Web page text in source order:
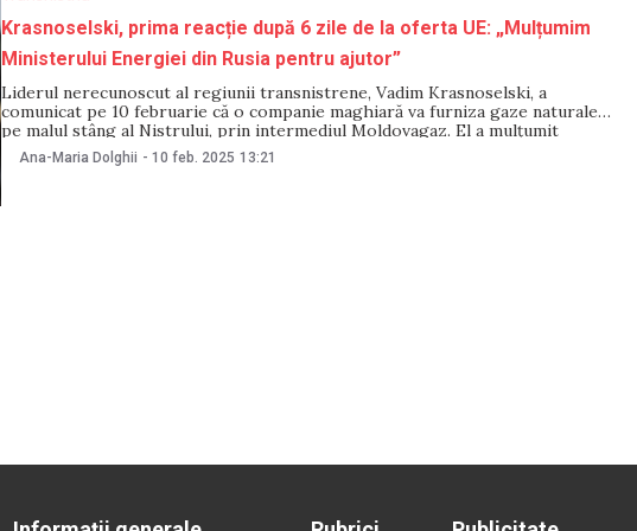
Krasnoselski, prima reacție după 6 zile de la oferta UE: „Mulțumim
Ministerului Energiei din Rusia pentru ajutor”
Liderul nerecunoscut al regiunii transnistrene, Vadim Krasnoselski, a
comunicat pe 10 februarie că o companie maghiară va furniza gaze naturale
pe malul stâng al Nistrului, prin intermediul Moldovagaz. El a mulțumit
Ministerului rus al Energie pentru că a făcut posibile livrările de gaz din
Ungaria prin „sprijinul de credit și
Ana-Maria Dolghii - 10 feb. 2025 13:21